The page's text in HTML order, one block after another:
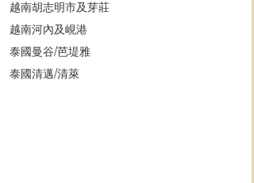
越南胡志明市及芽莊
越南河內及峴港
泰國曼谷/芭堤雅
泰國清邁/清萊